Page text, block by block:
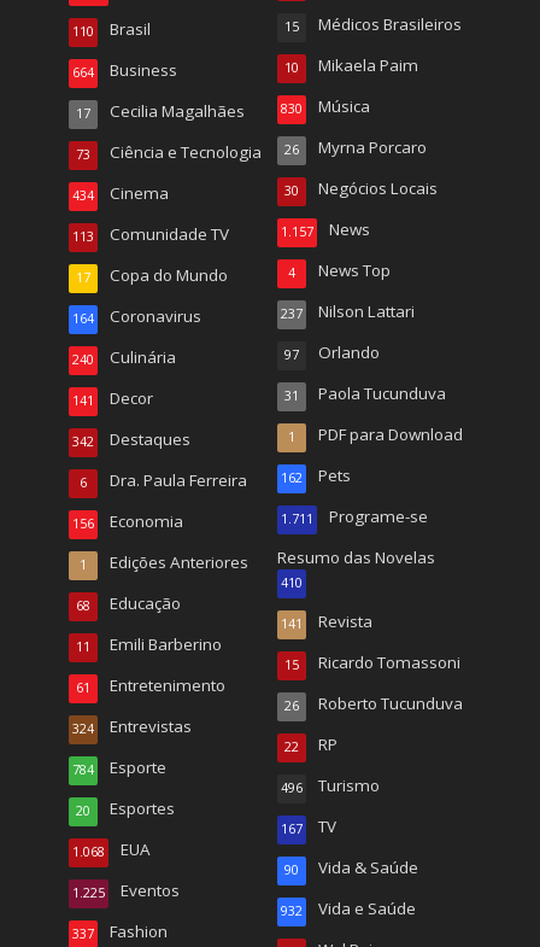
Brasil
110
Business
664
Cecilia Magalhães
17
Ciência e Tecnologia
73
Cinema
434
Comunidade TV
113
Copa do Mundo
17
Coronavirus
164
Culinária
240
Decor
141
Destaques
342
Dra. Paula Ferreira
6
Economia
156
Edições Anteriores
1
Educação
68
Emili Barberino
11
Entretenimento
61
Entrevistas
324
Esporte
784
Esportes
20
EUA
1.068
Eventos
1.225
Fashion
337
Médicos Brasileiros
15
Mikaela Paim
10
Música
830
Myrna Porcaro
26
Negócios Locais
30
News
1.157
News Top
4
Nilson Lattari
237
Orlando
97
Paola Tucunduva
31
PDF para Download
1
Pets
162
Programe-se
1.711
Resumo das Novelas
410
Revista
141
Ricardo Tomassoni
15
Roberto Tucunduva
26
RP
22
Turismo
496
TV
167
Vida & Saúde
90
Vida e Saúde
932